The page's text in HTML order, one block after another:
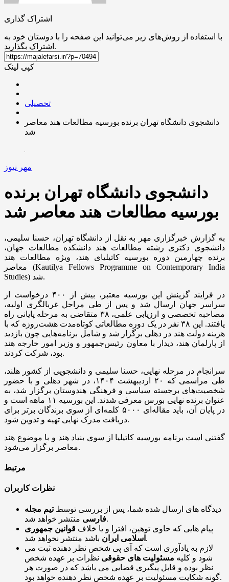
اشتراک گذاری
با استفاده از روش‌های زیر می‌توانید این صفحه را با دوستان خود به
اشتراک بگذارید.
کپی لینک
تحصیلی
دانشجوی دانشگاه تهران برنده بورسیه مطالعات هند معاصر
شد
مهر نیوز
دانشجوی دانشگاه تهران برنده
بورسیه مطالعات هند معاصر شد
به گزارش خبرگزاری مهر به نقل از دانشگاه تهران، حسنا سلیمی،
دانشجوی دکتری رشته مطالعات هند دانشکده مطالعات جهان،
برنده چهارمین دوره بورسیه کاتیلیای هند، ویژه مطالعات هند
معاصر (Kautilya Fellows Programme on Contemporary India
Studies) شد.
در فرایند گزینش این بورسیه معتبر، بیش از ۴۰۰ درخواست از
سراسر جهان ارسال شد و پس از طی مراحل غربالگری اولیه،
مصاحبه تخصصی و ارزیابی علمی، ۳۸ متقاضی به مرحله پایانی راه
یافتند. این ۳۸ نفر در یک دوره مطالعاتی کوتاه‌مدت هشت‌روزه که با
هزینه دولت هند در دهلی برگزار شد و شامل برنامه‌هایی چون بازدید
از پارلمان هند، دیدار با معاون رئیس‌جمهور و وزیر امور خارجه هند
بود، شرکت کردند.
سرانجام در مرحله نهایی، حسنا سلیمی و دانشجویی از کشور هلند،
طی مراسمی که ۲۰ اردیبهشت ۱۴۰۴، در شهر دهلی و با حضور
شخصیت‌های برجسته سیاسی و فرهنگی هندوستان برگزار شد، به
عنوان برنده نهایی بورس معرفی شدند. این بورسیه ۱۱ ماهه است و
در پایان آن، باید مقاله‌ای ۵۰۰۰ کلمه‌ای از سوی برندگان برتر برای
دریافت مدرک نهایی تهیه و تدوین شود.
گفتنی است برنامه بورسیه کاتیلیا از سوی بنیاد هند و با موضوع هند
معاصر برگزار می‌شود.
مرتبط
نظرات کاربران
دیدگاه های ارسال شده شما، پس از بررسی توسطتیم مجله
فارسیمنتشر خواهد شد.
پیام هایی که حاوی توهین، افترا و یا خلاف قوانین جمهوری
اسلامی ایران باشد منتشر نخواهد شد.
لازم به یادآوری است که آی پی شخص نظر دهنده ثبت می
شود و کلیه مسئولیت های حقوقی نظرات بر عهده شخص
نظر بوده و قابل پیگیری قضایی می باشد که در صورت هر
گونه شکایت مسئولیت بر عهده شخص نظر دهنده خواهد بود.